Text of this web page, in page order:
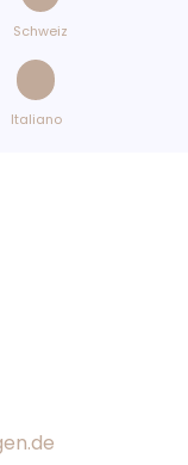
Schweiz
Italiano